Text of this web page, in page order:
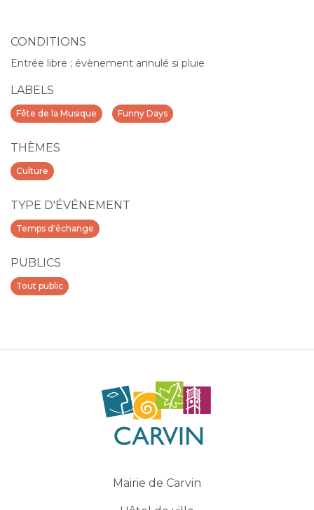
CONDITIONS
Entrée libre ; évènement annulé si pluie
LABELS
Fête de la Musique Funny Days
THÈMES
Culture
TYPE D'ÉVÉNEMENT
Temps d'échange
PUBLICS
Tout public
Mairie de Carvin